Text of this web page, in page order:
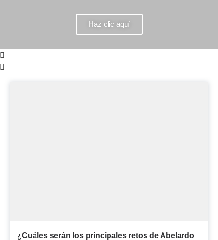
Haz clic aquí
¿Cuáles serán los principales retos de Abelardo